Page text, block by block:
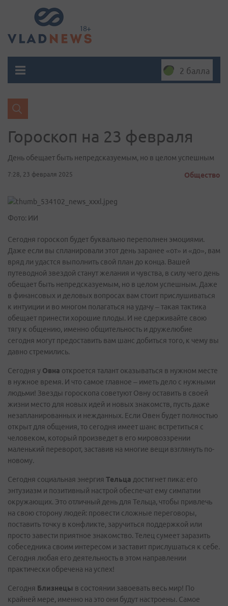
2 балла
Гороскоп на 23 февраля
День обещает быть непредсказуемым, но в целом успешным
7:28, 23 февраля 2025 Общество
Фото: ИИ
Сегодня гороскоп будет буквально переполнен эмоциями.
Даже если вы спланировали этот день заранее «от» и «до», вам
вряд ли удастся выполнить свой план до конца. Вашей
путеводной звездой станут желания и чувства, в силу чего день
обещает быть непредсказуемым, но в целом успешным. Даже
в финансовых и деловых вопросах вам стоит прислушиваться
к интуиции и во многом полагаться на удачу – такая тактика
обещает принести хорошие плоды. И не сдерживайте свою
тягу к общению, именно общительность и дружелюбие
сегодня могут предоставить вам шанс добиться того, к чему вы
давно стремились.
Сегодня у Овна откроется талант оказываться в нужном месте
в нужное время. И что самое главное – иметь дело с нужными
людьми! Звезды гороскопа советуют Овну оставить в своей
жизни место для новых идей и новых знакомств, пусть даже
незапланированных и нежданных. Если Овен будет полностью
открыт для общения, то сегодня имеет шанс встретиться с
человеком, который произведет в его мировоззрении
маленький переворот, заставив на многие вещи взглянуть по-
новому.
Сегодня социальная энергия Тельца достигнет пика: его
энтузиазм и позитивный настрой обеспечат ему симпатии
окружающих. Это отличный день для Тельца, чтобы привлечь
на свою сторону людей: провести сложные переговоры,
поставить точку в конфликте, заручиться поддержкой или
просто завести приятное знакомство. Телец сумеет заразить
собеседника своим интересом и заставит прислушаться к себе.
Сегодня любая его деятельность в этом направлении
практически обречена на успех!
Сегодня Близнецы в состоянии завоевать весь мир! По
крайней мере, именно на это они будут настроены. Самое